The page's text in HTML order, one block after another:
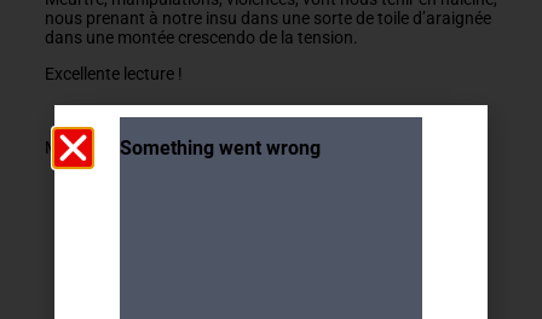
nous prenant à notre insu dans une sorte de toile d’araignée
dans une montée crescendo de la tension.
Excellente lecture !
Mireille Excoffier